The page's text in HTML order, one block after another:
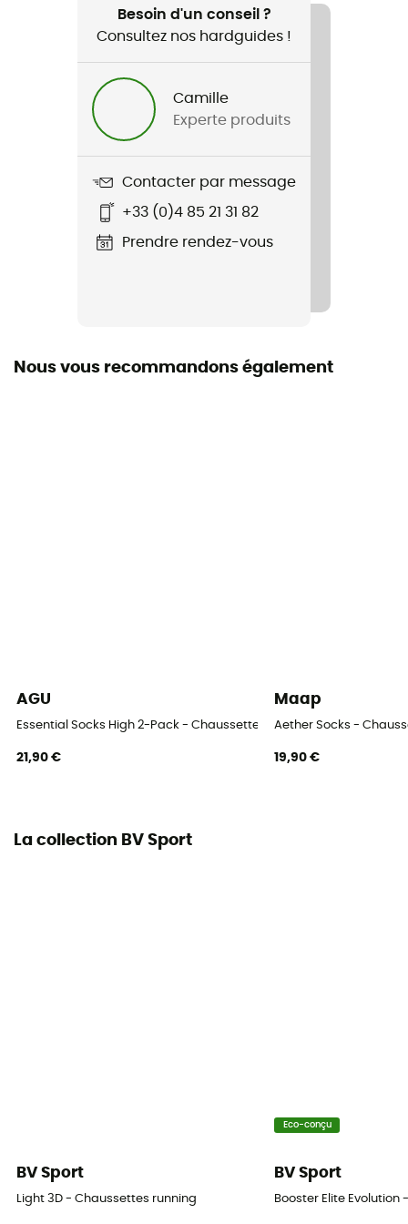
Homme / Femme
Nom du produit
Technologies utilisées
Y-Sport System - Stabil Effect
Besoin d'un conseil ?
Consultez nos hardguides !
Camille
Experte produits
Contacter par message
+33 (0)4 85 21 31 82
Prendre rendez-vous
Nous vous recommandons également
AGU
Essential Socks High 2-Pack - Chaussettes vélo
21,90 €
Maap
Aether Socks -
19,90 €
La collection BV Sport
BV Sport
Light 3D - Chaussettes running
Eco-conçu
BV Sport
Booster Elite